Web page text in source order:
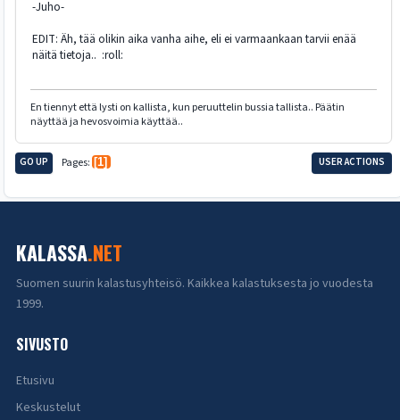
-Juho-
EDIT: Äh, tää olikin aika vanha aihe, eli ei varmaankaan tarvii enää
näitä tietoja.. :roll:
En tiennyt että lysti on kallista, kun peruuttelin bussia tallista.. Päätin
näyttää ja hevosvoimia käyttää..
GO UP Pages 1 USER ACTIONS
KALASSA.NET
Suomen suurin kalastusyhteisö. Kaikkea kalastuksesta jo vuodesta
1999.
SIVUSTO
Etusivu
Keskustelut